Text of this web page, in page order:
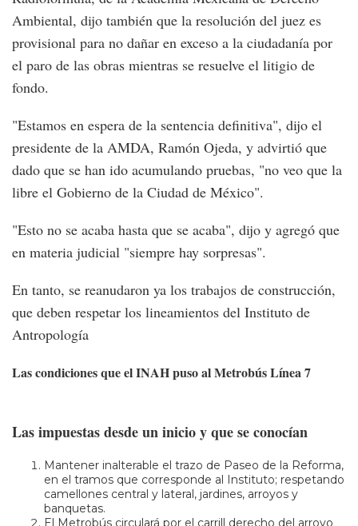
Ambiental, dijo también que la resolución del juez es
provisional para no dañar en exceso a la ciudadanía por
el paro de las obras mientras se resuelve el litigio de
fondo.
"Estamos en espera de la sentencia definitiva", dijo el
presidente de la AMDA, Ramón Ojeda, y advirtió que
dado que se han ido acumulando pruebas, "no veo que la
libre el Gobierno de la Ciudad de México".
"Esto no se acaba hasta que se acaba", dijo y agregó que
en materia judicial "siempre hay sorpresas".
En tanto, se reanudaron ya los trabajos de construcción,
que deben respetar los lineamientos del Instituto de
Antropología
Las condiciones que el INAH puso al Metrobús Línea 7
Las impuestas desde un inicio y que se conocían
Mantener inalterable el trazo de Paseo de la Reforma,
en el tramos que corresponde al Instituto; respetando
camellones central y lateral, jardines, arroyos y
banquetas.
El Metrobús circulará por el carrill derecho del arroyo